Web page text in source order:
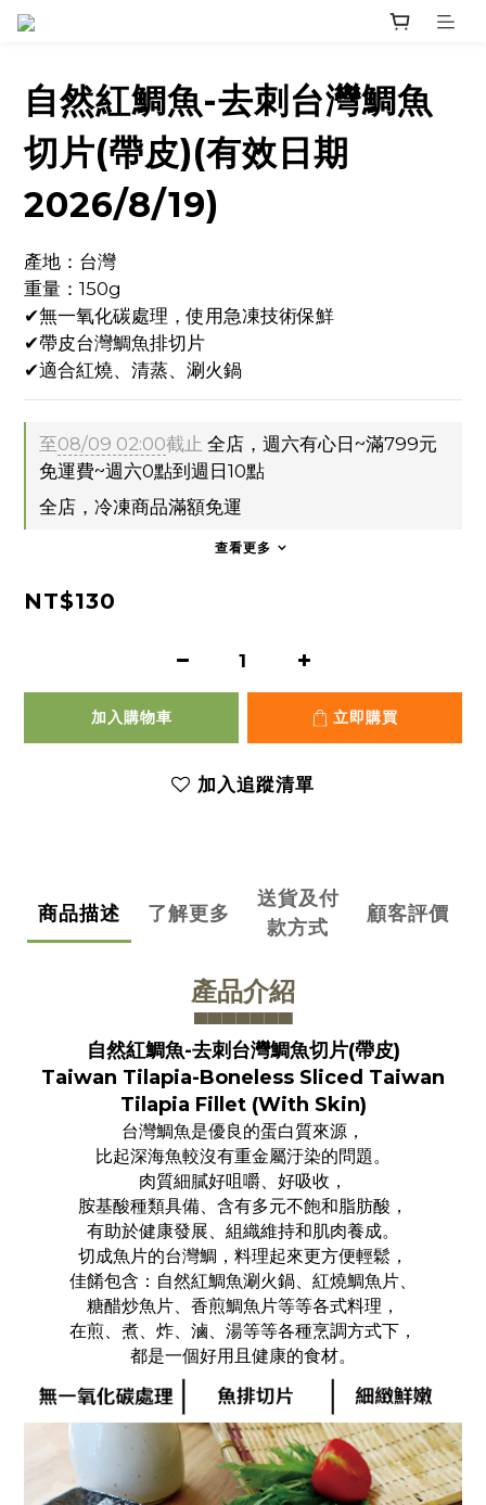
自然紅鯛魚-去刺台灣鯛魚
切片(帶皮)(有效日期
2026/8/19)
產地：台灣
重量：150g
✔無一氧化碳處理，使用急凍技術保鮮
✔帶皮台灣鯛魚排切片
✔適合紅燒、清蒸、涮火鍋
至08/09 02:00截止 全店，週六有心日~滿799元
免運費~週六0點到週日10點
全店，冷凍商品滿額免運
查看更多
NT$130
加入購物車 立即購買
加入追蹤清單
商品描述 了解更多
送貨及付
款方式
顧客評價
產品介紹
▀▀▀▀▀▀▀
自然紅鯛魚-去刺台灣鯛魚切片(帶皮)
Taiwan Tilapia-Boneless Sliced Taiwan
Tilapia Fillet (With Skin)
台灣鯛魚是優良的蛋白質來源，
比起深海魚較沒有重金屬汙染的問題。
肉質細膩好咀嚼、好吸收，
胺基酸種類具備、含有多元不飽和脂肪酸，
有助於健康發展、組織維持和肌肉養成。
切成魚片的台灣鯛，料理起來更方便輕鬆，
佳餚包含：自然紅鯛魚涮火鍋、紅燒鯛魚片、
糖醋炒魚片、香煎鯛魚片等等各式料理，
在煎、煮、炸、滷、湯等等各種烹調方式下，
都是一個好用且健康的食材。